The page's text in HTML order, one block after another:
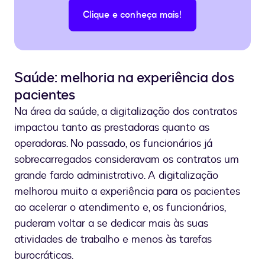
Clique e conheça mais!
Saúde: melhoria na experiência dos
pacientes
Na área da saúde, a digitalização dos contratos
impactou tanto as prestadoras quanto as
operadoras. No passado, os funcionários já
sobrecarregados consideravam os contratos um
grande fardo administrativo. A digitalização
melhorou muito a experiência para os pacientes
ao acelerar o atendimento e, os funcionários,
puderam voltar a se dedicar mais às suas
atividades de trabalho e menos às tarefas
burocráticas.